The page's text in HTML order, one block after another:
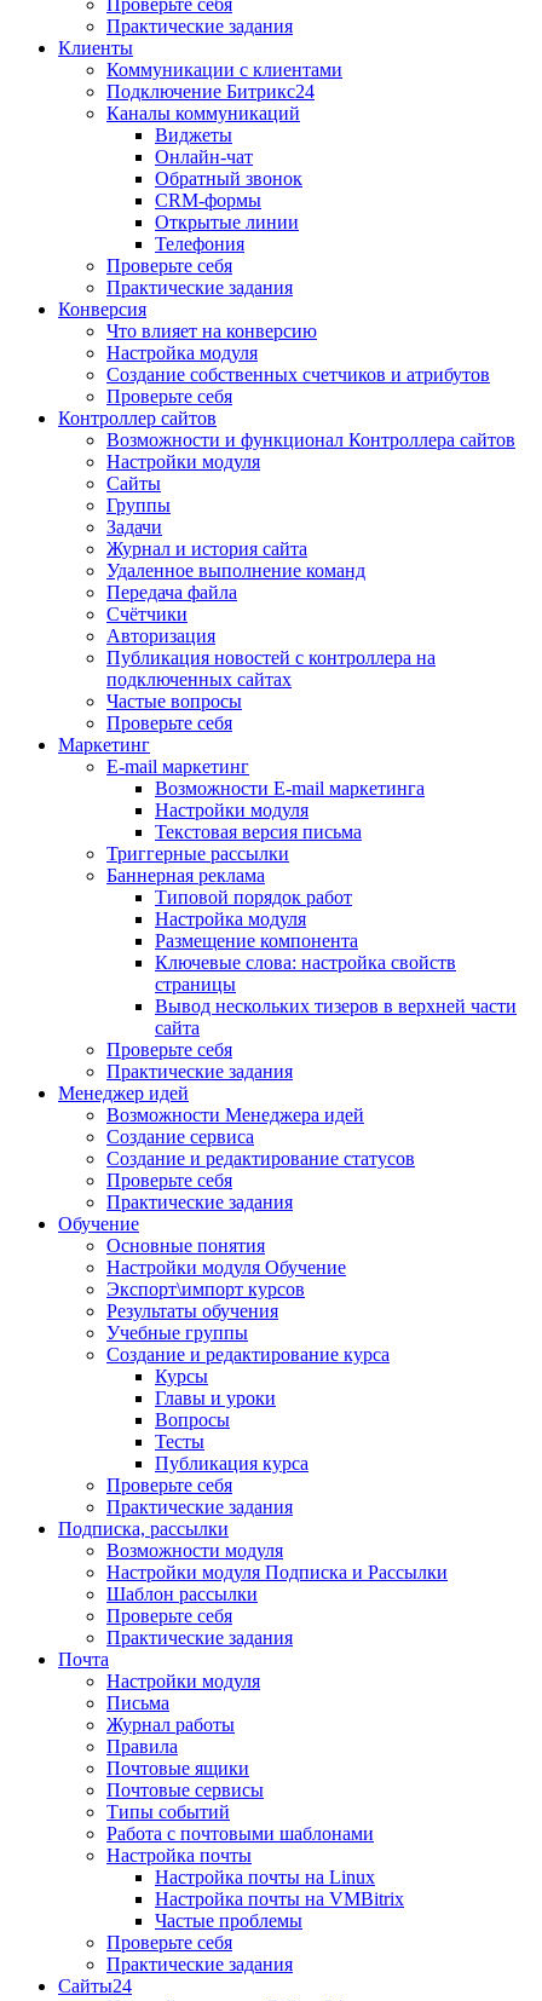
Проверьте себя
Практические задания
Клиенты
Коммуникации с клиентами
Подключение Битрикс24
Каналы коммуникаций
Виджеты
Онлайн-чат
Обратный звонок
CRM-формы
Открытые линии
Телефония
Проверьте себя
Практические задания
Конверсия
Что влияет на конверсию
Настройка модуля
Создание собственных счетчиков и атрибутов
Проверьте себя
Контроллер сайтов
Возможности и функционал Контроллера сайтов
Настройки модуля
Сайты
Группы
Задачи
Журнал и история сайта
Удаленное выполнение команд
Передача файла
Счётчики
Авторизация
Публикация новостей с контроллера на
подключенных сайтах
Частые вопросы
Проверьте себя
Маркетинг
E-mail маркетинг
Возможности E-mail маркетинга
Настройки модуля
Текстовая версия письма
Триггерные рассылки
Баннерная реклама
Типовой порядок работ
Настройка модуля
Размещение компонента
Ключевые слова: настройка свойств
страницы
Вывод нескольких тизеров в верхней части
сайта
Проверьте себя
Практические задания
Менеджер идей
Возможности Менеджера идей
Создание сервиса
Создание и редактирование статусов
Проверьте себя
Практические задания
Обучение
Основные понятия
Настройки модуля Обучение
Экспорт\импорт курсов
Результаты обучения
Учебные группы
Создание и редактирование курса
Курсы
Главы и уроки
Вопросы
Тесты
Публикация курса
Проверьте себя
Практические задания
Подписка, рассылки
Возможности модуля
Настройки модуля Подписка и Рассылки
Шаблон рассылки
Проверьте себя
Практические задания
Почта
Настройки модуля
Письма
Журнал работы
Правила
Почтовые ящики
Почтовые сервисы
Типы событий
Работа с почтовыми шаблонами
Настройка почты
Настройка почты на Linux
Настройка почты на VMBitrix
Частые проблемы
Проверьте себя
Практические задания
Сайты24